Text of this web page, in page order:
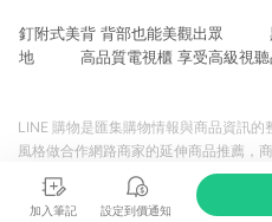
釘附式美背 背部也能美觀出眾
地 高品質電視櫃 享受高級視聽
加入筆記 設定到價通知
LINE 購物是匯集購物情報與商品資訊
風格做合作網路商家的延伸商品推薦，
商品至各合作網路商家，確認現售價與
準。